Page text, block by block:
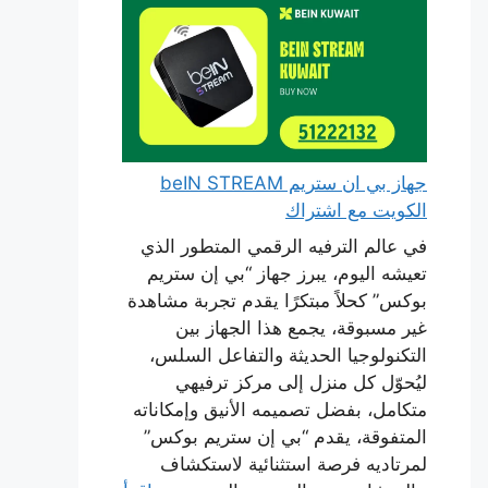
جهاز بي ان ستريم beIN STREAM
الكويت مع اشتراك
في عالم الترفيه الرقمي المتطور الذي
تعيشه اليوم، يبرز جهاز “بي إن ستريم
بوكس” كحلاً مبتكرًا يقدم تجربة مشاهدة
غير مسبوقة، يجمع هذا الجهاز بين
التكنولوجيا الحديثة والتفاعل السلس،
ليُحوّل كل منزل إلى مركز ترفيهي
متكامل، بفضل تصميمه الأنيق وإمكاناته
المتفوقة، يقدم “بي إن ستريم بوكس”
لمرتاديه فرصة استثنائية لاستكشاف